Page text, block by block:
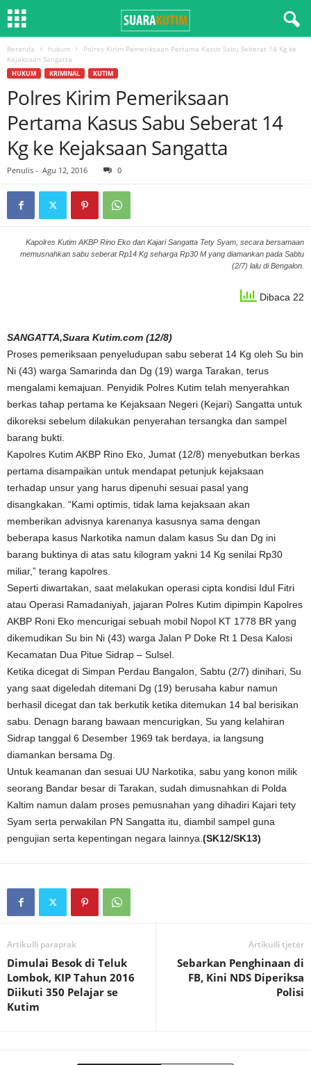
Beranda hukum
Polres Kirim Pemeriksaan Pertama Kasus Sabu Seberat 14 Kg ke
Kejaksaan Sangatta
HUKUM KRIMINAL KUTIM
Polres Kirim Pemeriksaan
Pertama Kasus Sabu Seberat 14
Kg ke Kejaksaan Sangatta
Penulis - Agu 12, 2016 0
Kapolres Kutim AKBP Rino Eko dan Kajari Sangatta Tety Syam, secara bersamaan
memusnahkan sabu seberat Rp14 Kg seharga Rp30 M yang diamankan pada Sabtu
(2/7) lalu di Bengalon.
Dibaca 22
SANGATTA,Suara Kutim.com (12/8)
Proses pemeriksaan penyeludupan sabu seberat 14 Kg oleh Su bin
Ni (43) warga Samarinda dan Dg (19) warga Tarakan, terus
mengalami kemajuan. Penyidik Polres Kutim telah menyerahkan
berkas tahap pertama ke Kejaksaan Negeri (Kejari) Sangatta untuk
dikoreksi sebelum dilakukan penyerahan tersangka dan sampel
barang bukti.
Kapolres Kutim AKBP Rino Eko, Jumat (12/8) menyebutkan berkas
pertama disampaikan untuk mendapat petunjuk kejaksaan
terhadap unsur yang harus dipenuhi sesuai pasal yang
disangkakan. “Kami optimis, tidak lama kejaksaan akan
memberikan advisnya karenanya kasusnya sama dengan
beberapa kasus Narkotika namun dalam kasus Su dan Dg ini
barang buktinya di atas satu kilogram yakni 14 Kg senilai Rp30
miliar,” terang kapolres.
Seperti diwartakan, saat melakukan operasi cipta kondisi Idul Fitri
atau Operasi Ramadaniyah, jajaran Polres Kutim dipimpin Kapolres
AKBP Roni Eko mencurigai sebuah mobil Nopol KT 1778 BR yang
dikemudikan Su bin Ni (43) warga Jalan P Doke Rt 1 Desa Kalosi
Kecamatan Dua Pitue Sidrap – Sulsel.
Ketika dicegat di Simpan Perdau Bangalon, Sabtu (2/7) dinihari, Su
yang saat digeledah ditemani Dg (19) berusaha kabur namun
berhasil dicegat dan tak berkutik ketika ditemukan 14 bal berisikan
sabu. Denagn barang bawaan mencurigkan, Su yang kelahiran
Sidrap tanggal 6 Desember 1969 tak berdaya, ia langsung
diamankan bersama Dg.
Untuk keamanan dan sesuai UU Narkotika, sabu yang konon milik
seorang Bandar besar di Tarakan, sudah dimusnahkan di Polda
Kaltim namun dalam proses pemusnahan yang dihadiri Kajari tety
Syam serta perwakilan PN Sangatta itu, diambil sampel guna
pengujian serta kepentingan negara lainnya. (SK12/SK13)
Artikulli paraprak
Dimulai Besok di Teluk
Lombok, KIP Tahun 2016
Diikuti 350 Pelajar se
Kutim
Artikulli tjetër
Sebarkan Penghinaan di
FB, Kini NDS Diperiksa
Polisi